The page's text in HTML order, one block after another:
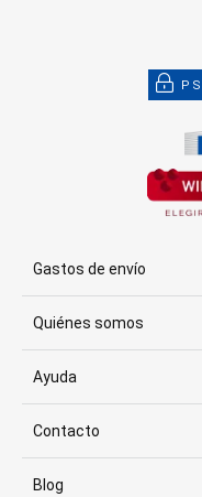
Gastos de envío
Quiénes somos
Ayuda
Contacto
Blog